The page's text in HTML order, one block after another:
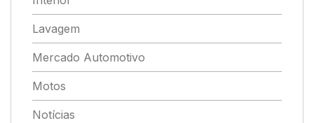
Lavagem
Mercado Automotivo
Motos
Notícias